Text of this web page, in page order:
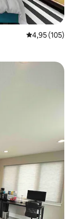
4,95 av 5 i
4,95 (105)